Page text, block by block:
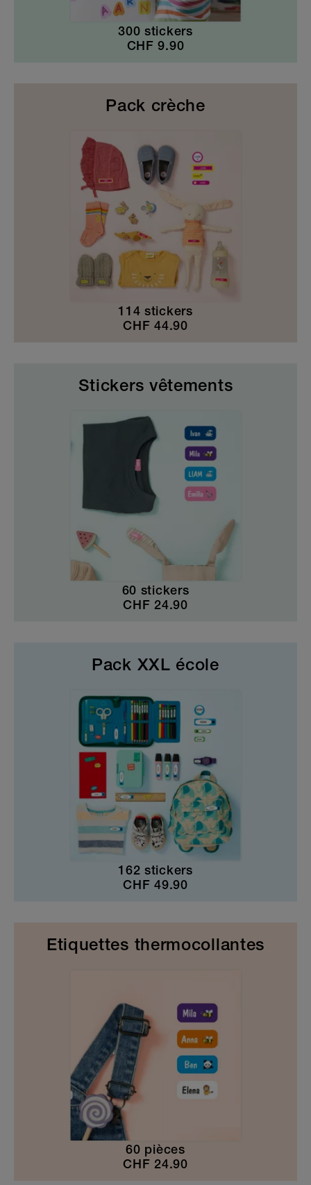
300 stickers
CHF 9.90
Pack crèche
114 stickers
CHF 44.90
Stickers vêtements
60 stickers
CHF 24.90
Pack XXL école
162 stickers
CHF 49.90
Etiquettes thermocollantes
60 pièces
CHF 24.90